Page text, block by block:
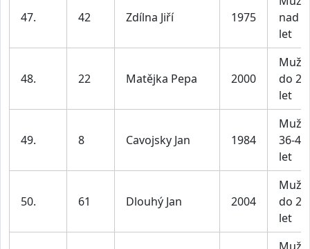
47. 42 Zdílna Jiří 1975
nad
let
48. 22 Matějka Pepa 2000
Muži
do 25
let
49. 8 Cavojsky Jan 1984
Muži
36-45
let
50. 61 Dlouhý Jan 2004
Muži
do 25
let